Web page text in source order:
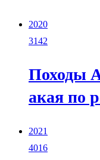
2020
3142
Походы
акая по
2021
4016